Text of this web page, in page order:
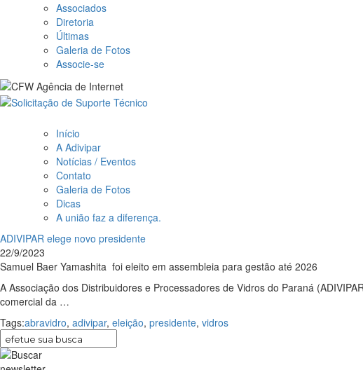
Associados
Diretoria
Últimas
Galeria de Fotos
Associe-se
Início
A Adivipar
Notícias / Eventos
Contato
Galeria de Fotos
Dicas
A união faz a diferença.
ADIVIPAR elege novo presidente
22/9/2023
Samuel Baer Yamashita foi eleito em assembleia para gestão até 2026
A Associação dos Distribuidores e Processadores de Vidros do Paraná
comercial da …
Tags:abravidro, adivipar, eleição, presidente, vidros